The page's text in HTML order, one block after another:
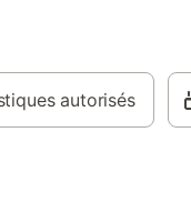
autorisés